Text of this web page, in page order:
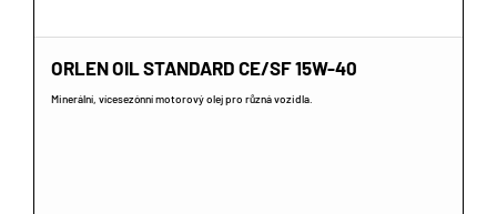
ORLEN OIL STANDARD CE/SF 15W-40
Minerální, vícesezónní motorový olej pro různá vozidla.